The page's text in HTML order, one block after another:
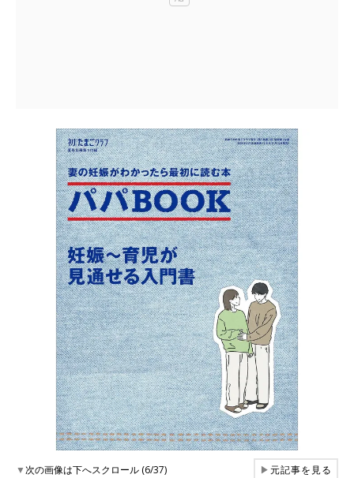
▼次の画像は下へスクロール (6/37) ▶元記事を見る